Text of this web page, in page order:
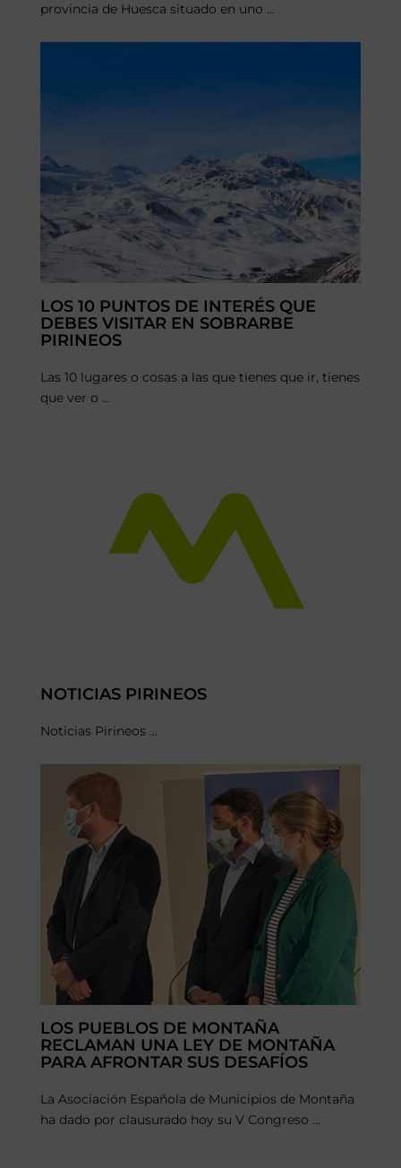
provincia de Huesca situado en uno ...
LOS 10 PUNTOS DE INTERÉS QUE
DEBES VISITAR EN SOBRARBE
PIRINEOS
Las 10 lugares o cosas a las que tienes que ir, tienes
que ver o ...
NOTICIAS PIRINEOS
Noticias Pirineos ...
LOS PUEBLOS DE MONTAÑA
RECLAMAN UNA LEY DE MONTAÑA
PARA AFRONTAR SUS DESAFÍOS
La Asociación Española de Municipios de Montaña
ha dado por clausurado hoy su V Congreso ...